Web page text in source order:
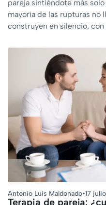
pareja sintiéndote más
mayoría de las rupturas no
construyen en silencio,
Antonio Luis Maldonado•17
Terapia de pareja: